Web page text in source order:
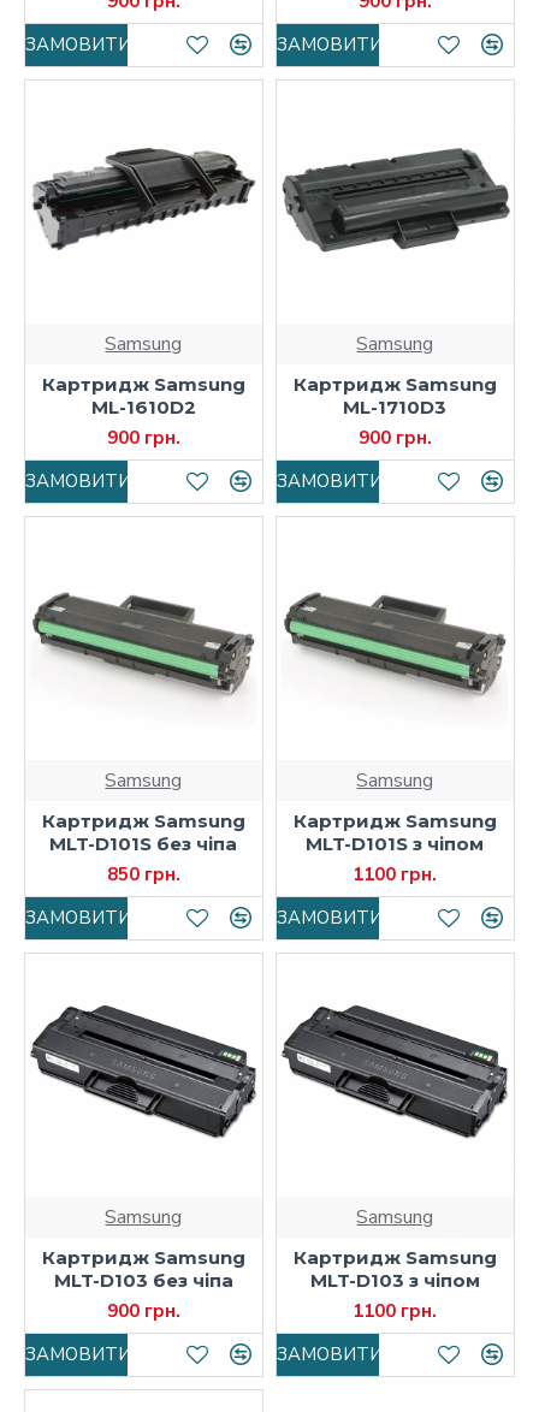
ЗАМОВИТИ
ЗАМОВИТИ
Samsung
Картридж Samsung
ML-1610D2
900 грн.
ЗАМОВИТИ
Samsung
Картридж Samsung
ML-1710D3
900 грн.
ЗАМОВИТИ
Samsung
Картридж Samsung
MLT-D101S без чіпа
850 грн.
ЗАМОВИТИ
Samsung
Картридж Samsung
MLT-D101S з чіпом
1100 грн.
ЗАМОВИТИ
Samsung
Картридж Samsung
MLT-D103 без чіпа
900 грн.
ЗАМОВИТИ
Samsung
Картридж Samsung
MLT-D103 з чіпом
1100 грн.
ЗАМОВИТИ